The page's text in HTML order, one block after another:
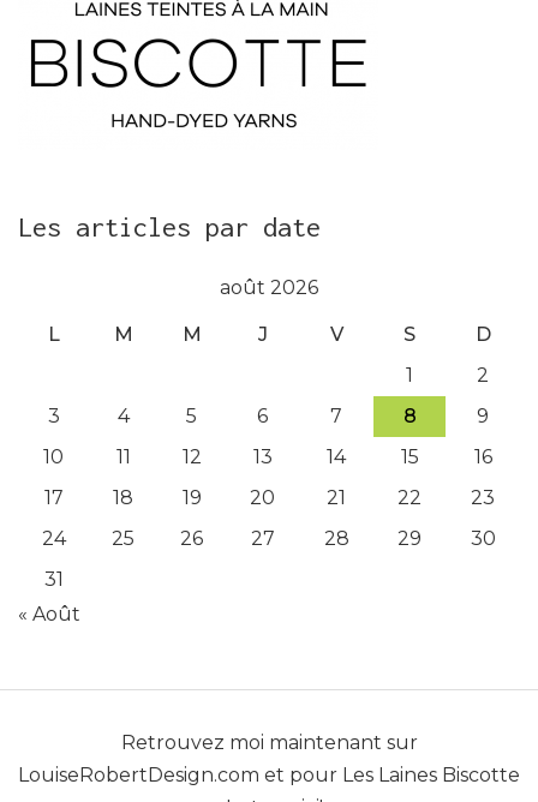
Les articles par date
août 2026
L M M J V S
D
1
2
3
4 5 6 7 8
9
10
11 12 13 14 15
16
17
18 19 20 21 22
23
24
25 26 27 28 29
30
31
« Août
Retrouvez moi maintenant sur
LouiseRobertDesign.com et pour Les Laines Biscotte